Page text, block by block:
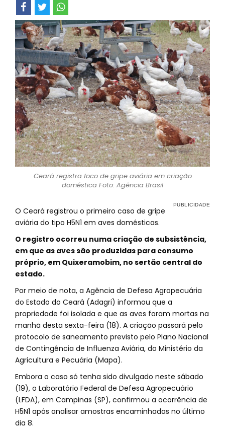
Ceará registra foco de gripe aviária em criação
doméstica Foto: Agência Brasil
O Ceará registrou o primeiro caso de gripe
aviária do tipo H5N1 em aves domésticas.
O registro ocorreu numa criação de subsistência,
em que as aves são produzidas para consumo
próprio, em Quixeramobim, no sertão central do
estado.
Por meio de nota, a Agência de Defesa Agropecuária
do Estado do Ceará (Adagri) informou que a
propriedade foi isolada e que as aves foram mortas na
manhã desta sexta-feira (18). A criação passará pelo
protocolo de saneamento previsto pelo Plano Nacional
de Contingência de Influenza Aviária, do Ministério da
Agricultura e Pecuária (Mapa).
Embora o caso só tenha sido divulgado neste sábado
(19), o Laboratório Federal de Defesa Agropecuário
(LFDA), em Campinas (SP), confirmou a ocorrência de
H5N1 após analisar amostras encaminhadas no último
dia 8.